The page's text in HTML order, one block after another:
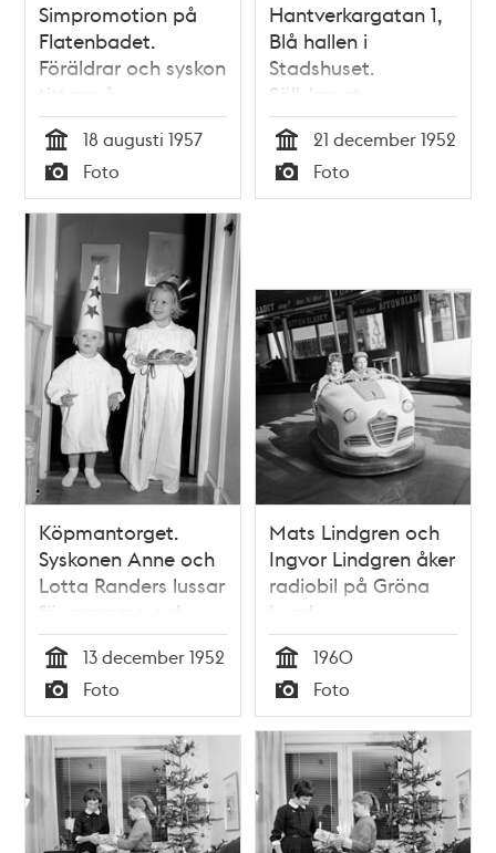
Simpromotion på
Flatenbadet.
Föräldrar och syskon
tittar på
Tid
18 augusti 1957
Typ
Foto
Hantverkargatan 1,
Blå hallen i
Stadshuset.
Sällskapet
jultomtarnes
traditionella julfest
för Stockholms
barn. Syskonen Ulf
Tid
21 december 1952
Typ
Foto
Köpmantorget.
Syskonen Anne och
Lotta Randers lussar
för mamma och
pappa. Storasyster
Anne, 5 år, är lucia
och lillasyster Lotta,
2 år, är stjärngosse
Tid
13 december 1952
Typ
Foto
Mats Lindgren och
Ingvor Lindgren åker
radiobil på Gröna
Lund
Tid
1960
Typ
Foto